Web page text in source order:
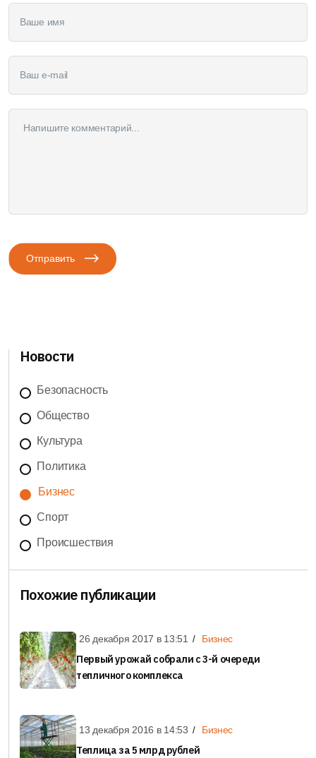
Отправить
Новости
Безопасность
Общество
Культура
Политика
Бизнес
Спорт
Происшествия
Похожие публикации
26 декабря 2017 в 13:51 Бизнес
Первый урожай собрали с 3-й очереди
тепличного комплекса
13 декабря 2016 в 14:53 Бизнес
Теплица за 5 млрд рублей